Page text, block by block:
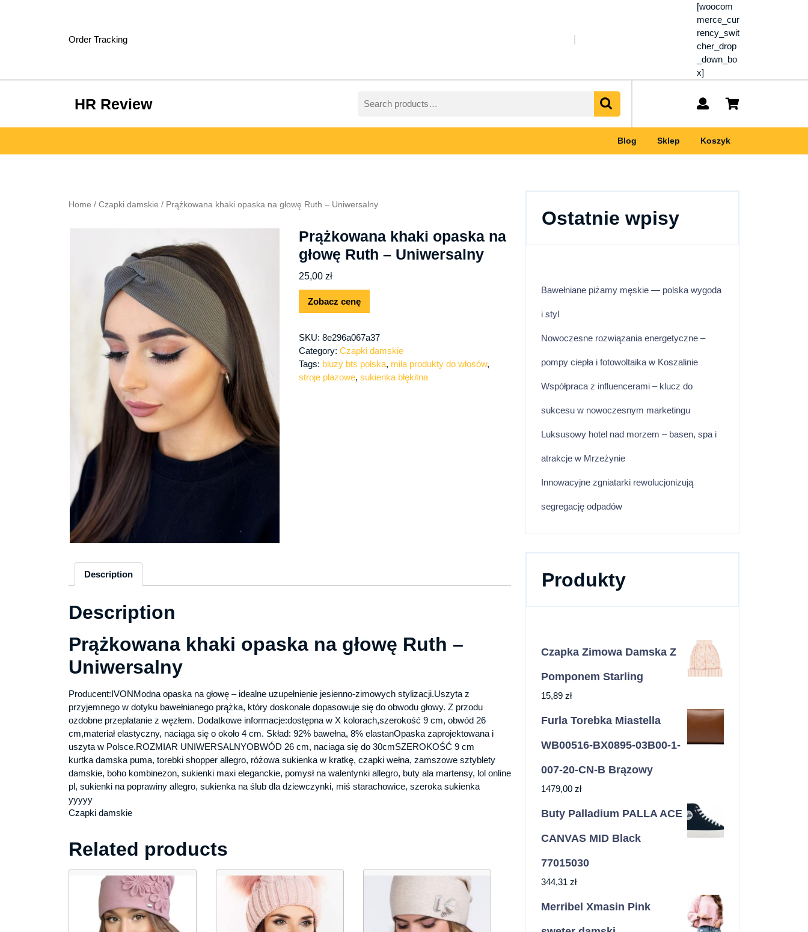
Order Tracking
[woocom
merce_cur
rency_swit
cher_drop
_down_bo
x]
HR Review
for:
My
Blog Sklep Koszyk
Home / Czapki damskie / Prążkowana khaki opaska na głowę Ruth – Uniwersalny
Prążkowana khaki opaska na
głowę Ruth – Uniwersalny
25,00 zł
Zobacz cenę
SKU: 8e296a067a37
Category: Czapki damskie
Tags: bluzy bts polska, mila produkty do włosów,
stroje plazowe, sukienka błękitna
Description
Description
Prążkowana khaki opaska na głowę Ruth –
Uniwersalny
Producent:IVONModna opaska na głowę – idealne uzupełnienie jesienno-zimowych stylizacji.Uszyta z
przyjemnego w dotyku bawełnianego prążka, który doskonale dopasowuje się do obwodu głowy. Z przodu
ozdobne przeplatanie z węzłem. Dodatkowe informacje:dostępna w X kolorach,szerokość 9 cm, obwód 26
cm,materiał elastyczny, naciąga się o około 4 cm. Skład: 92% bawełna, 8% elastanOpaska zaprojektowana i
uszyta w Polsce.ROZMIAR UNIWERSALNYOBWÓD 26 cm, naciaga się do 30cmSZEROKOŚĆ 9 cm
kurtka damska puma, torebki shopper allegro, różowa sukienka w kratkę, czapki wełna, zamszowe sztyblety
damskie, boho kombinezon, sukienki maxi eleganckie, pomysł na walentynki allegro, buty ala martensy, lol online
pl, sukienki na poprawiny allegro, sukienka na ślub dla dziewczynki, miś starachowice, szeroka sukienka
yyyyy
Czapki damskie
Related products
Ostatnie wpisy
Bawełniane piżamy męskie — polska wygoda
i styl
Nowoczesne rozwiązania energetyczne –
pompy ciepła i fotowoltaika w Koszalinie
Współpraca z influencerami – klucz do
sukcesu w nowoczesnym marketingu
Luksusowy hotel nad morzem – basen, spa i
atrakcje w Mrzeżynie
Innowacyjne zgniatarki rewolucjonizują
segregację odpadów
Produkty
Czapka Zimowa Damska Z
Pomponem Starling
15,89 zł
Furla Torebka Miastella
WB00516-BX0895-03B00-1-
007-20-CN-B Brązowy
1479,00 zł
Buty Palladium PALLA ACE
CANVAS MID Black
77015030
344,31 zł
Merribel Xmasin Pink